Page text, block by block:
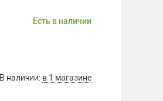
Есть в наличии
В наличии: в 1 магазине